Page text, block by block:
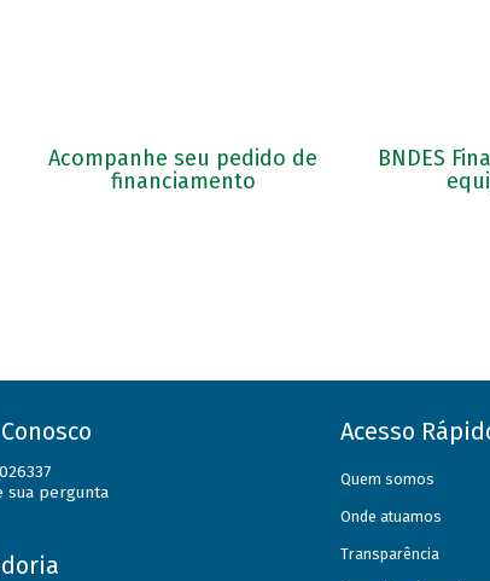
Acompanhe seu pedido de
financiamento
BNDES
sua pergunta
Acesso
Quem somos
Onde atuamos
Transparência